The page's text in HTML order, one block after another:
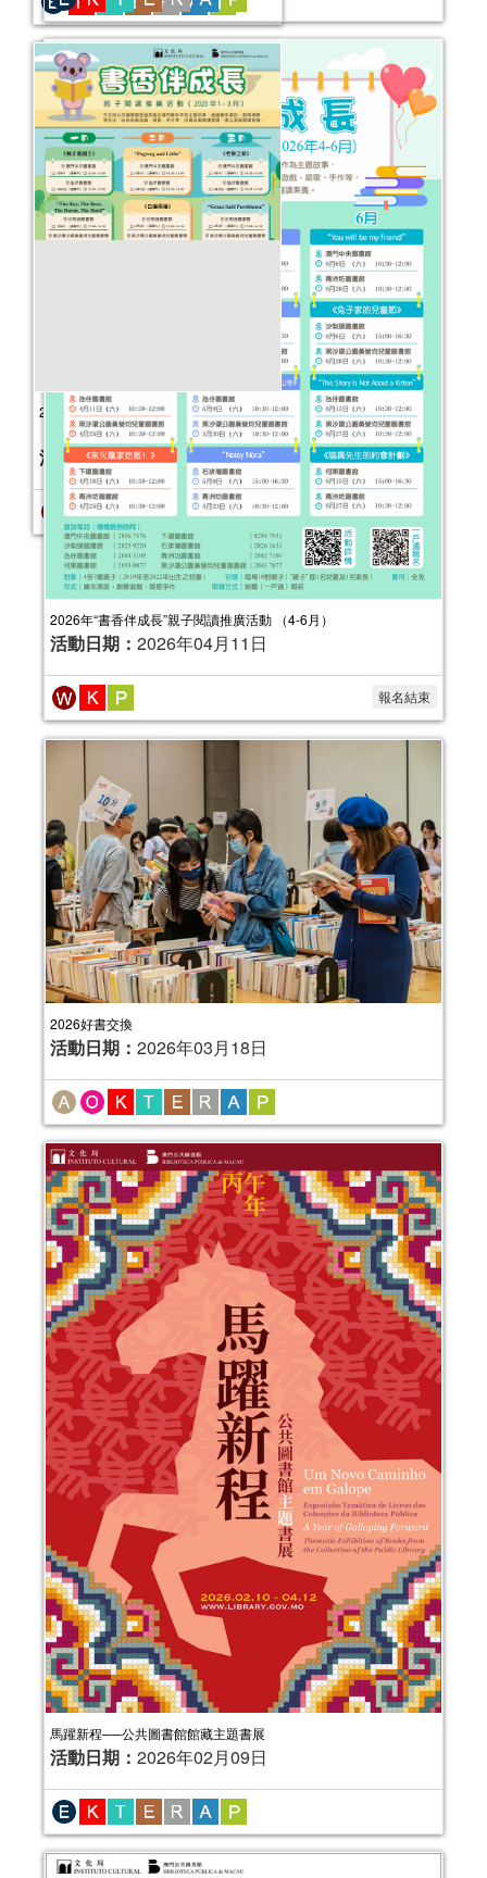
2026年“書香伴成長”親子閱讀推廣活動 （4-6月）
活動日期： 2026年04月11日
報名結束
2026好書交換
活動日期： 2026年03月18日
馬躍新程──公共圖書館館藏主題書展
活動日期： 2026年02月09日
永遠的莎士比亞──公共圖書館館藏圖書
推介（第二季）
2025年“書香伴成長”親子閱讀推廣活動
（4-6月）
活動日期：
報名結束
金蛇披彩──公共圖書館館藏主題書展
活動日期：2025年01月23日
2025年“書香伴成長”親子閱讀推廣活動
（1-3月）
活動日期： 2025年01月04日
報名結束